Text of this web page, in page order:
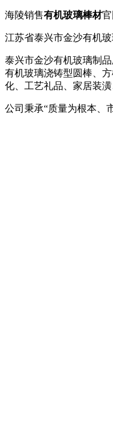
海陵销售有机玻璃棒材官
江苏省泰兴市金沙有机
泰兴市金沙有机玻璃制
有机玻璃浇铸型圆棒、
化、工艺礼品、家居装潢
公司秉承“质量为根本、